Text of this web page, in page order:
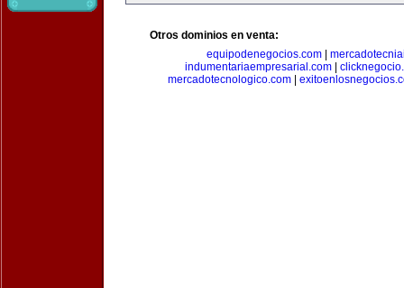
Otros dominios en venta:
equipodenegocios.com|
indumentariaempresarial.com
mercadotecnologico.com